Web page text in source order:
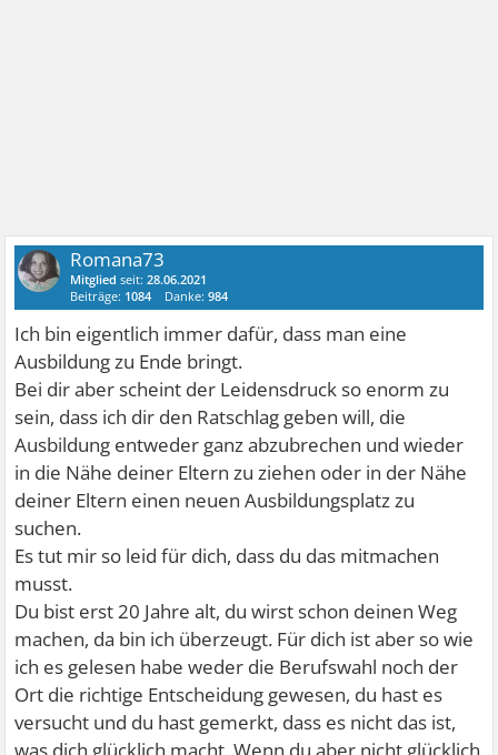
Romana73
Mitglied seit:28.06.2021
Beiträge: 1084 Danke:984
Ich bin eigentlich immer dafür, dass man eine
Ausbildung zu Ende bringt.
Bei dir aber scheint der Leidensdruck so enorm zu
sein, dass ich dir den Ratschlag geben will, die
Ausbildung entweder ganz abzubrechen und wieder
in die Nähe deiner Eltern zu ziehen oder in der Nähe
deiner Eltern einen neuen Ausbildungsplatz zu
suchen.
Es tut mir so leid für dich, dass du das mitmachen
musst.
Du bist erst 20 Jahre alt, du wirst schon deinen Weg
machen, da bin ich überzeugt. Für dich ist aber so wie
ich es gelesen habe weder die Berufswahl noch der
Ort die richtige Entscheidung gewesen, du hast es
versucht und du hast gemerkt, dass es nicht das ist,